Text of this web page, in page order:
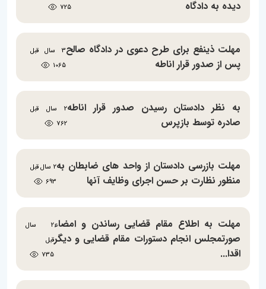
دیده به دادگاه
725
مهلت ذینفع برای طرح دعوی در دادگاه صالح
پس از صدور قرار اناطه
3 سال قبل
1065
به نظر دادستان رسیدن صدور قرار اناطه
صادره توسط بازپرس
2 سال قبل
762
مهلت بازرسی دادستان از واحد های ضابطان به
منظور نظارت بر حسن اجرای وظایف آنها
2 سال قبل
693
مهلت به اطلاع مقام قضایی رساندن و امضاء
صورتمجلس انجام دستورات مقام قضایی و دیگر
اقدا...
2 سال
قبل
735